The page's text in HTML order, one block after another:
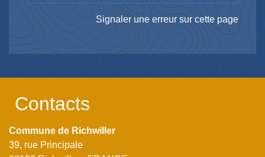
Signaler une erreur sur cette page
Contacts
Commune de Richwiller
39, rue Principale